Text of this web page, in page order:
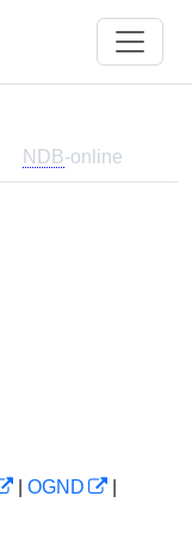
NDB-online
OGND